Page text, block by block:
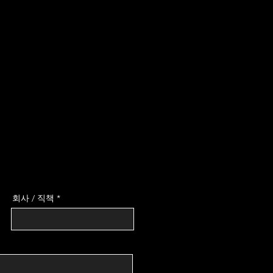
회사 / 직책